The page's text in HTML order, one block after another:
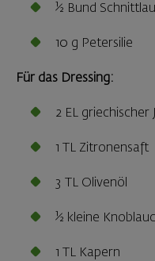
½ Bund
10 g Petersilie
Für das Dressing:
2 EL griechischer
1 TL Zitronensaft
3 TL Olivenöl
½ kleine
1 TL Kapern